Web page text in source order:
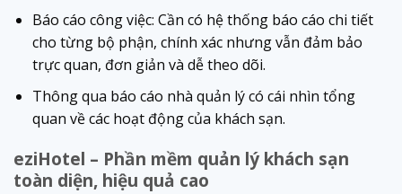
Báo cáo công việc: Cần có hệ thống báo cáo chi tiết
cho từng bộ phận, chính xác nhưng vẫn đảm bảo
trực quan, đơn giản và dễ theo dõi.
Thông qua báo cáo nhà quản lý có cái nhìn tổng
quan về các hoạt động của khách sạn.
eziHotel – Phần mềm quản lý khách sạn
toàn diện, hiệu quả cao